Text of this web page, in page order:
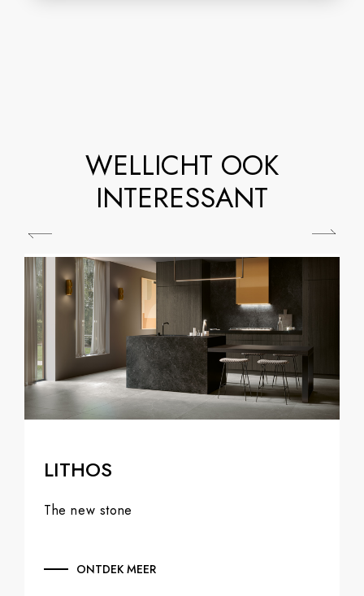
WELLICHT OOK
INTERESSANT
LITHOS
The new stone
ONTDEK MEER